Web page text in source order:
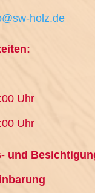
holz.de
Uhr
Uhr
und